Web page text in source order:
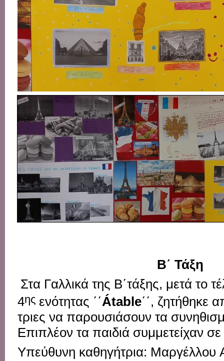
Β΄ Τάξη
Στα Γαλλικά της Β΄τάξης, μετά το
4ης ενότητας ΄΄Átable΄΄, ζητήθηκε
τριες να παρουσιάσουν τα
Επιπλέον τα παιδιά συμμετείχαν σε
Υπεύθυνη καθηγήτρια: Μαργέλλου